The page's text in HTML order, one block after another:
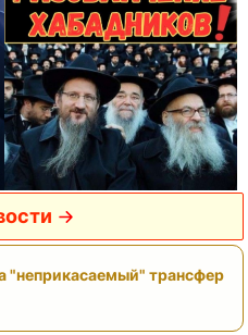
"неприкасаемый" трансфер